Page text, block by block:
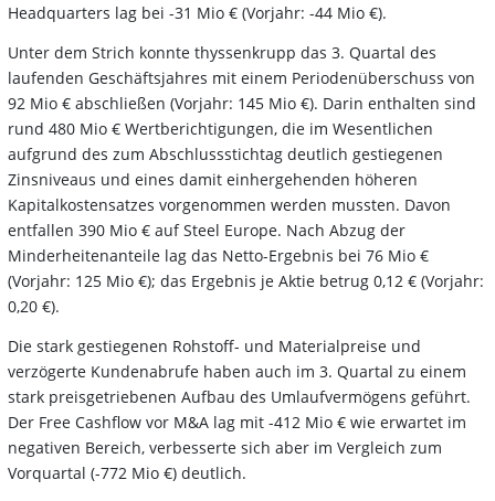
Headquarters lag bei -31 Mio € (Vorjahr: -44 Mio €).
Unter dem Strich konnte thyssenkrupp das 3. Quartal des
laufenden Geschäftsjahres mit einem Periodenüberschuss von
92 Mio € abschließen (Vorjahr: 145 Mio €). Darin enthalten sind
rund 480 Mio € Wertberichtigungen, die im Wesentlichen
aufgrund des zum Abschlussstichtag deutlich gestiegenen
Zinsniveaus und eines damit einhergehenden höheren
Kapitalkostensatzes vorgenommen werden mussten. Davon
entfallen 390 Mio € auf Steel Europe. Nach Abzug der
Minderheitenanteile lag das Netto-Ergebnis bei 76 Mio €
(Vorjahr: 125 Mio €); das Ergebnis je Aktie betrug 0,12 € (Vorjahr:
0,20 €).
Die stark gestiegenen Rohstoff- und Materialpreise und
verzögerte Kundenabrufe haben auch im 3. Quartal zu einem
stark preisgetriebenen Aufbau des Umlaufvermögens geführt.
Der Free Cashflow vor M&A lag mit -412 Mio € wie erwartet im
negativen Bereich, verbesserte sich aber im Vergleich zum
Vorquartal (-772 Mio €) deutlich.